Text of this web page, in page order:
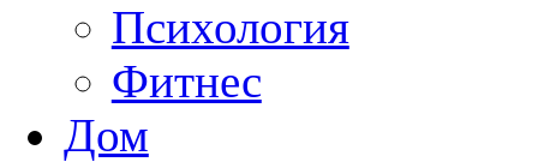
Психология
Фитнес
Дом